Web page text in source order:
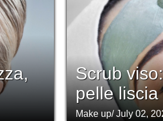
Scrub
pelle
Make up/July 02,